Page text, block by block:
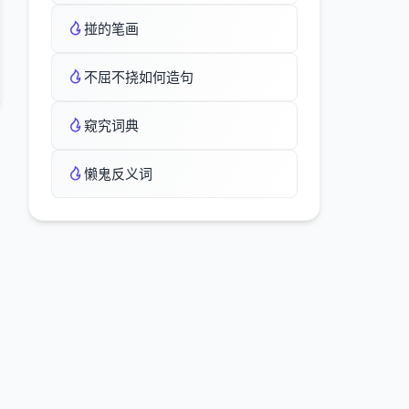
掽的笔画
不屈不挠如何造句
窥究词典
懒鬼反义词